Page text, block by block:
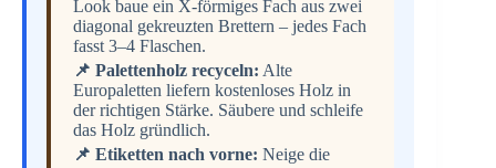
Look baue ein X-förmiges Fach aus zwei
diagonal gekreuzten Brettern – jedes Fach
fasst 3–4 Flaschen.
📌 Palettenholz recyceln: Alte
Europaletten liefern kostenloses Holz in
der richtigen Stärke. Säubere und schleife
das Holz gründlich.
📌 Etiketten nach vorne: Neige die